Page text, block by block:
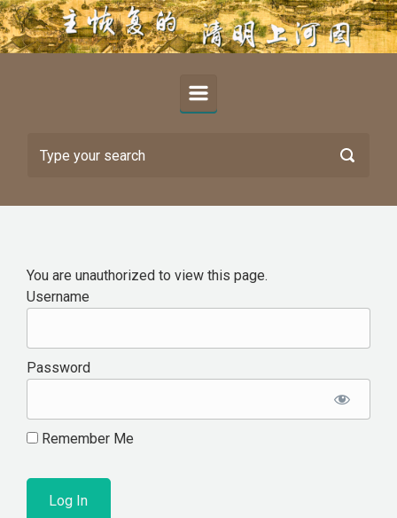
Skip to main content
You are unauthorized to view this page.
Username
Password
Remember Me